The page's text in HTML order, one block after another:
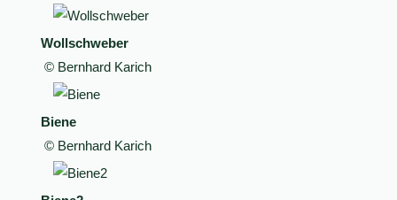
Wollschweber
© Bernhard Karich
Biene
© Bernhard Karich